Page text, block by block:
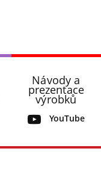
Návody a
prezentace
výrobků
YouTube